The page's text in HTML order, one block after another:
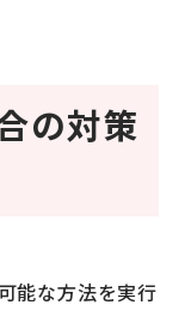
の対策
能な方法を実行